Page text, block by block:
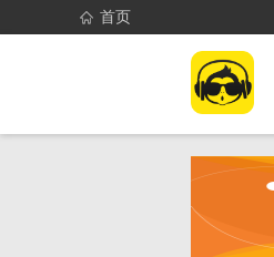
首页